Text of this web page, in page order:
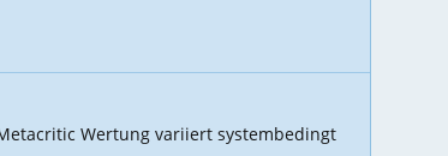
Wertung variiert systembedingt